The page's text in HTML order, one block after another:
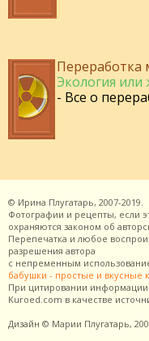
Переработка
Экология или
- Все о
© Ирина Плугатарь, 2007-2019.
Фотографии и рецепты, если
охраняются законом об
Перепечатка и любое
разрешения автора
с непременным
бабушки - простые и вкусные
При цитировании информации
Kuroed.com в качестве
Дизайн © Марии Плугатарь,